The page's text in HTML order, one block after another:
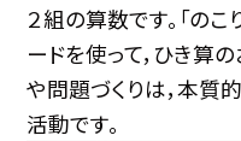
２組の算数です。「のこ
ードを使って，ひき算
や問題づくりは，本
活動です。